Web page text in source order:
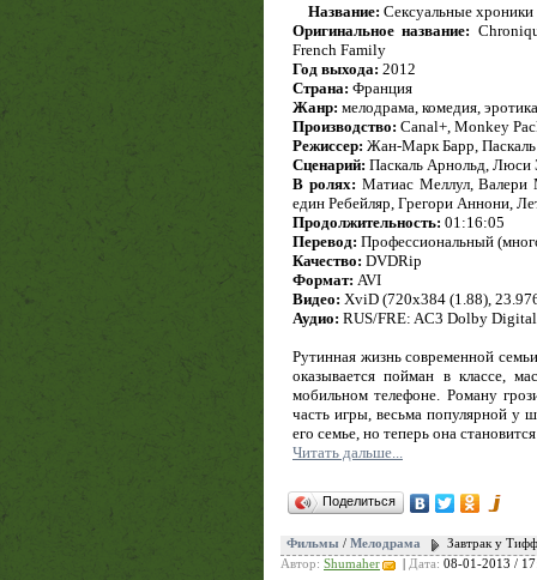
Название: Сексуальные хроники
Оригинальное название:
French Family
Год выхода: 2012
Страна: Франция
Жанр: мелодрама, комедия, эротика
Производство: Canal+, Monkey
Режиссер: Жан-Марк Барр,
Сценарий: Паскаль Арнольд, Люси
В ролях: Матиас Меллул,
един Ребейляр, Грегори Аннони,
Продолжительность: 01:16:05
Перевод: Профессиональный
Качество: DVDRip
Формат: AVI
Видео: XviD (720x384 (1.88),
Аудио: RUS/FRE: AC3 Dolby
Рутинная жизнь современной
оказывается пойман в классе,
мобильном телефоне. Роману
часть игры, весьма популярной у
его семье, но теперь она
Читать дальше...
Поделиться
Фильмы / Мелодрама
Завтрак у
Автор: Shumaher Дата: 08-01-2013 /